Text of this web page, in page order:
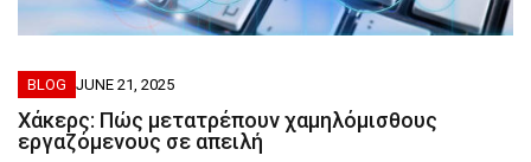
BLOG JUNE 21, 2025
Χάκερς: Πώς μετατρέπουν χαμηλόμισθους
εργαζόμενους σε απειλή